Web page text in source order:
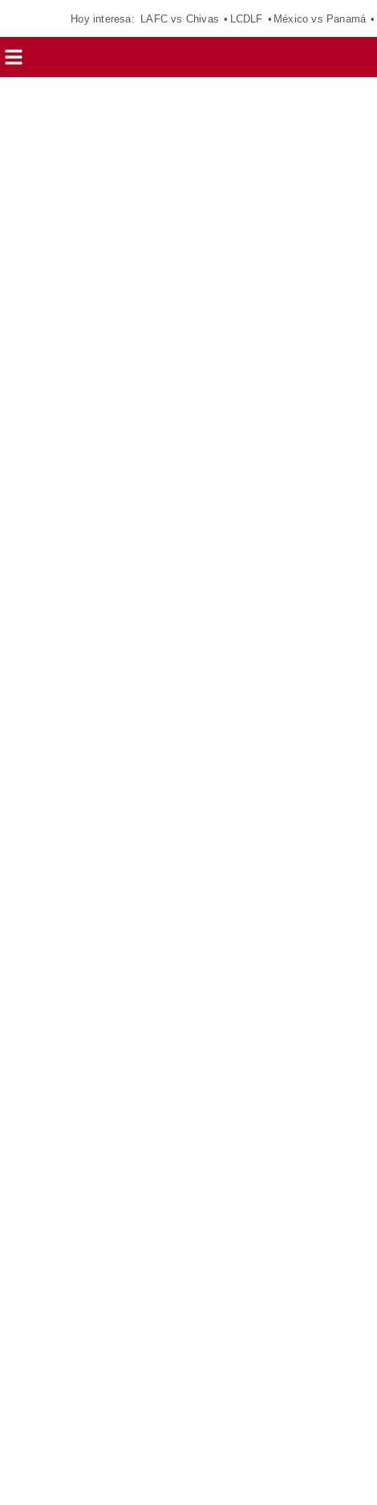
Hoy interesa: LAFC vs Chivas LCDLF México vs Panamá